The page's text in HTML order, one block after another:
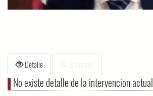
Detalle
No existe detalle de la intervencion actual